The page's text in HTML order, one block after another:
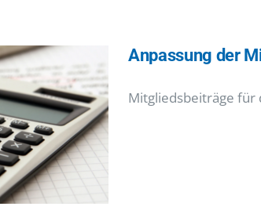
Anpassung der
Mitgliedsbeiträge für